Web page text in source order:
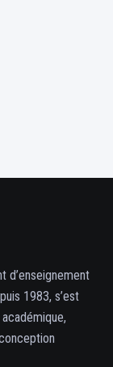
d’enseignement
1983, s’est